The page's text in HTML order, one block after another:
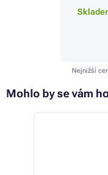
Nejnižší
Mohlo by se vám